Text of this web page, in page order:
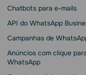
Chatbots para e-mails
API do WhatsApp
Campanhas de
Anúncios com clique
WhatsApp